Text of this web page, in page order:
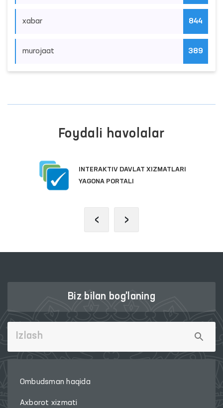
xabar 844
murojaat 389
Foydali havolalar
INTERAKTIV DAVLAT XIZMATLARI
YAGONA PORTALI
‹ ›
Biz bilan bog'laning
Ombudsman haqida
Axborot xizmati